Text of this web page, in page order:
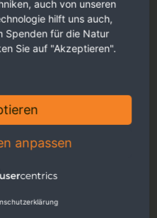
auch von unseren
hilft uns auch,
Spenden für die Natur
Sie auf "Akzeptieren".
anpassen